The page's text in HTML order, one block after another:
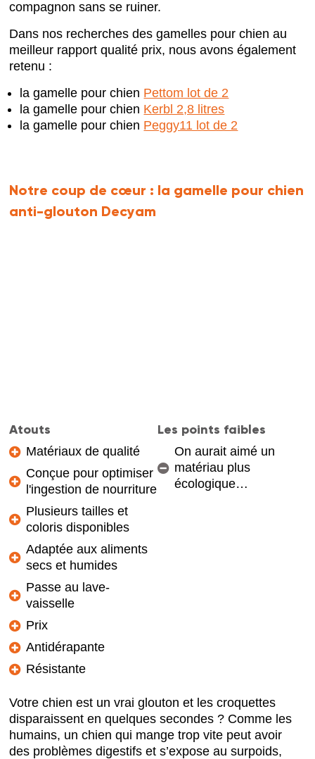
compagnon sans se ruiner.
Dans nos recherches des gamelles pour chien au
meilleur rapport qualité prix, nous avons également
retenu :
la gamelle pour chien Pettom lot de 2
la gamelle pour chien Kerbl 2,8 litres
la gamelle pour chien Peggy11 lot de 2
Notre coup de cœur : la gamelle pour chien
anti-glouton Decyam
Atouts
Matériaux de qualité
Conçue pour optimiser
l'ingestion de nourriture
Plusieurs tailles et
coloris disponibles
Adaptée aux aliments
secs et humides
Passe au lave-
vaisselle
Prix
Antidérapante
Résistante
Les points faibles
On aurait aimé un
matériau plus
écologique…
Votre chien est un vrai glouton et les croquettes
disparaissent en quelques secondes ? Comme les
humains, un chien qui mange trop vite peut avoir
des problèmes digestifs et s’expose au surpoids,